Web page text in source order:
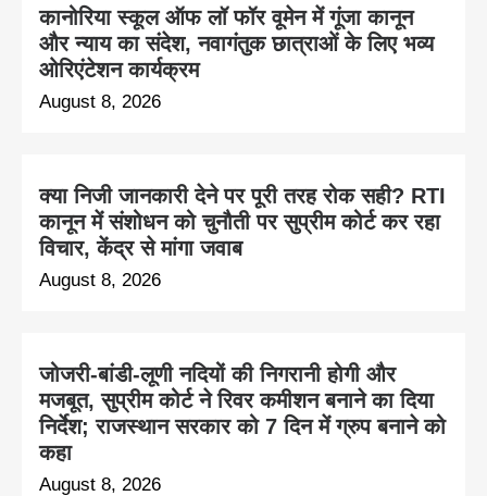
कानोरिया स्कूल ऑफ लॉ फॉर वूमेन में गूंजा कानून
और न्याय का संदेश, नवागंतुक छात्राओं के लिए भव्य
ओरिएंटेशन कार्यक्रम
August 8, 2026
क्या निजी जानकारी देने पर पूरी तरह रोक सही? RTI
कानून में संशोधन को चुनौती पर सुप्रीम कोर्ट कर रहा
विचार, केंद्र से मांगा जवाब
August 8, 2026
जोजरी-बांडी-लूणी नदियों की निगरानी होगी और
मजबूत, सुप्रीम कोर्ट ने रिवर कमीशन बनाने का दिया
निर्देश; राजस्थान सरकार को 7 दिन में ग्रुप बनाने को
कहा
August 8, 2026